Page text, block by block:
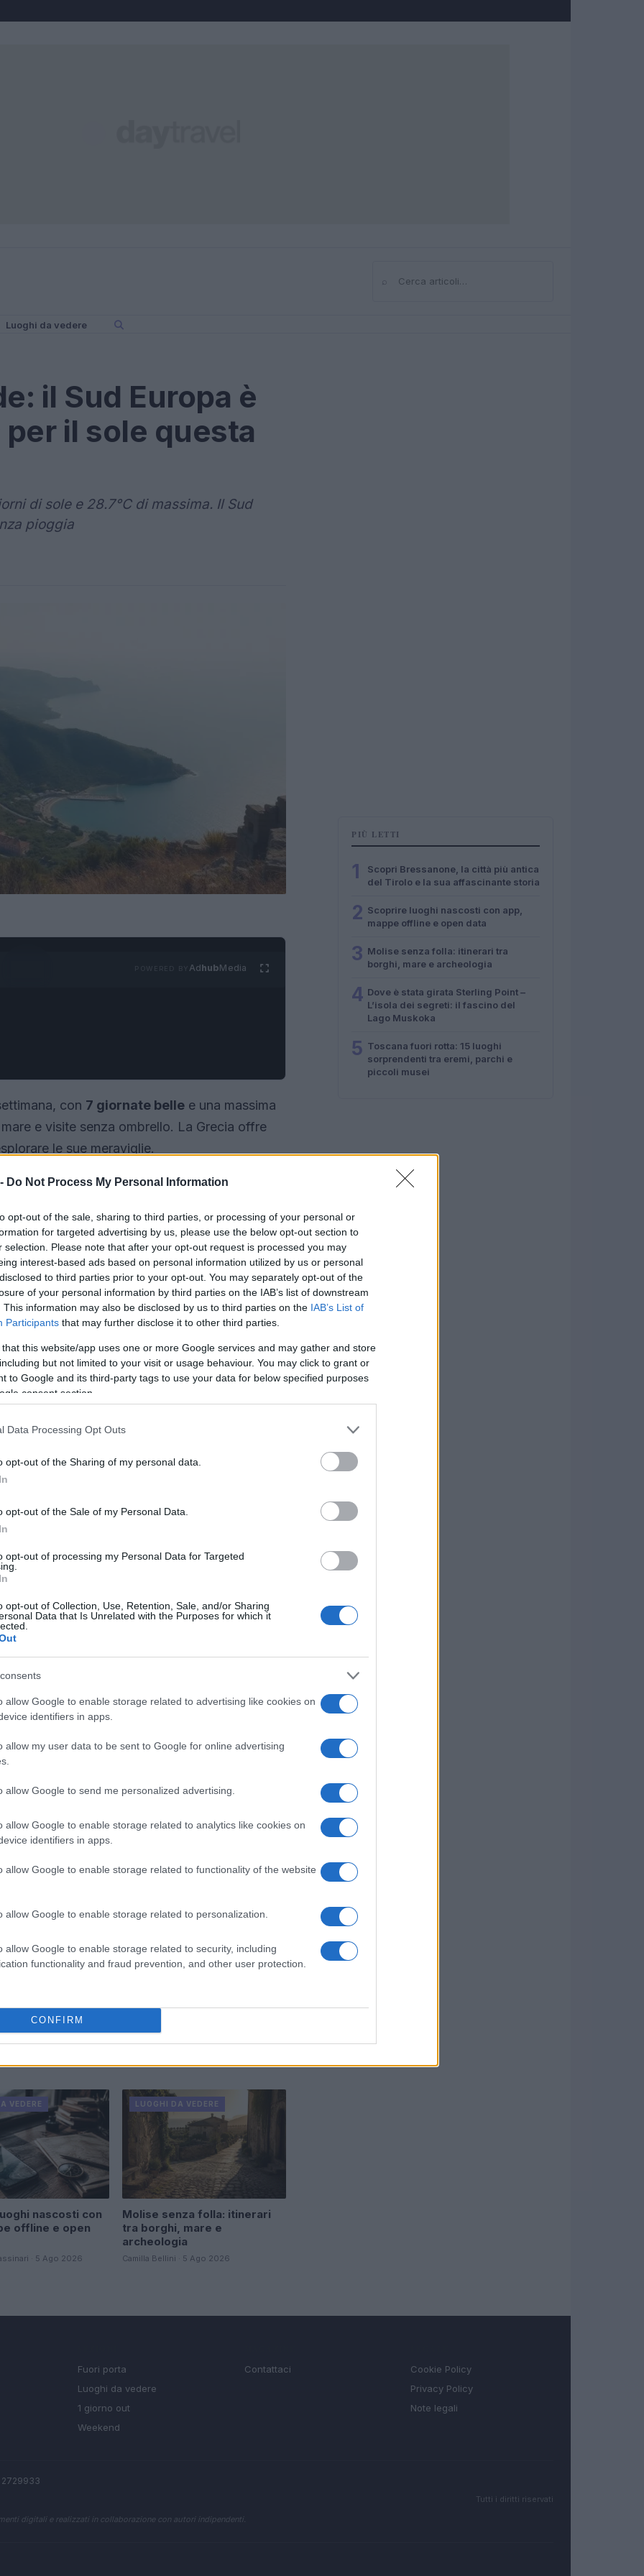
Do Not Process My Personal Information
opt-out of the sale, sharing to third parties, or processing of your personal or
for targeted advertising by us, please use the below opt-out section to
selection. Please note that after your opt-out request is processed you may
interest-based ads based on personal information utilized by us or personal
to third parties prior to your opt-out. You may separately opt-out of the
of your personal information by third parties on the IAB’s list of downstream
This information may also be disclosed by us to third parties on the IAB’s List of
Participants that may further disclose it to other third parties.
that this website/app uses one or more Google services and may gather and store
but not limited to your visit or usage behaviour. You may click to grant or
to Google and its third-party tags to use your data for below specified purposes
consent section.
Data Processing Opt Outs
opt-out of the Sharing of my personal data.
opt-out of the Sale of my Personal Data.
opt-out of processing my Personal Data for Targeted
opt-out of Collection, Use, Retention, Sale, and/or Sharing
Data that Is Unrelated with the Purposes for which it
allow Google to enable storage related to advertising like cookies on
identifiers in apps.
allow my user data to be sent to Google for online advertising
allow Google to send me personalized advertising.
allow Google to enable storage related to analytics like cookies on
identifiers in apps.
allow Google to enable storage related to functionality of the website
allow Google to enable storage related to personalization.
allow Google to enable storage related to security, including
functionality and fraud prevention, and other user protection.
CONFIRM
Cerca
Luoghi da vedere
il Sud Europa è
il sole questa
di sole e 28.7°C di massima. Il Sud
pioggia
AdhubMedia
con 7 giornate belle e una massima
e visite senza ombrello. La Grecia offre
le sue meraviglie.
suLisbona, con6 giornate belle
la temperatura sale a
massime rispettivamente di 31.5°C e
e sole garantito.
ideale per chi vuole viaggiare senza
offrono condizioni perfette per mare, città e
che questa settimana è il momento giusto
quindici anni insegue il bel tempo lungo il
in coste, spiagge e nell'arte di scegliere il momento
VEDERE
nascosti con
offline e open
· 5 Ago 2026
LUOGHI DA VEDERE
Molise senza folla: itinerari
tra borghi, mare e
archeologia
Camilla Bellini · 5 Ago 2026
PIÙ LETTI
1
Scopri Bressanone, la città più antica
del Tirolo e la sua affascinante storia
2 Scoprire luoghi nascosti con app,
mappe offline e open data
3 Molise senza folla: itinerari tra
borghi, mare e archeologia
4 Dove è stata girata Sterling Point –
L’isola dei segreti: il fascino del
Lago Muskoka
5 Toscana fuori rotta: 15 luoghi
sorprendenti tra eremi, parchi e
piccoli musei
Fuori porta
Luoghi da vedere
1 giorno out
Weekend
Contattaci
Cookie Policy
Privacy Policy
Note legali
2729933
Tutti i diritti riservati
digitali e realizzati in collaborazione con autori indipendenti.